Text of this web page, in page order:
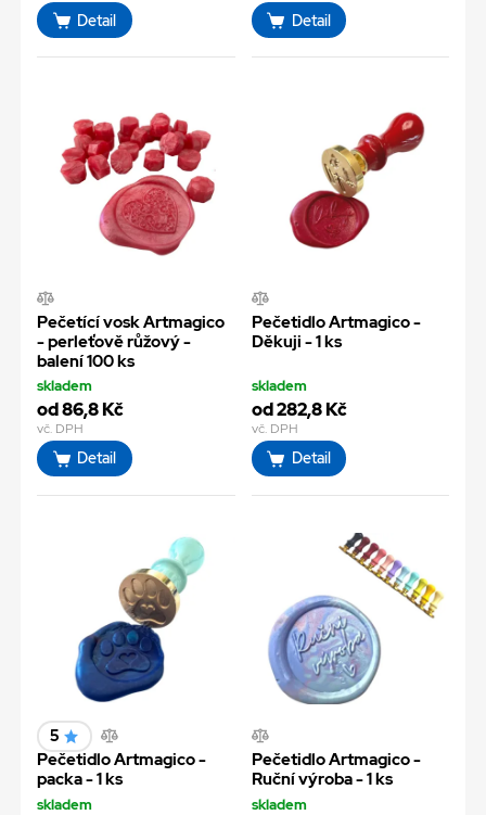
Detail Detail
Pečetící vosk Artmagico
- perleťově růžový -
balení 100 ks
skladem
od 86,8 Kč
vč. DPH
Detail
Pečetidlo Artmagico -
Děkuji - 1 ks
skladem
od 282,8 Kč
vč. DPH
Detail
5
Pečetidlo Artmagico -
packa - 1 ks
skladem
Pečetidlo Artmagico -
Ruční výroba - 1 ks
skladem